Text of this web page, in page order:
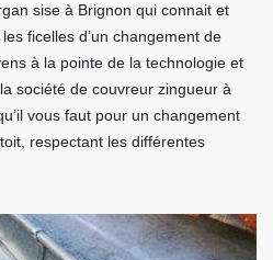
sise à Brignon qui connait et
ficelles d’un changement de
à la pointe de la technologie et
société de couvreur zingueur à
vous faut pour un changement
respectant les différentes